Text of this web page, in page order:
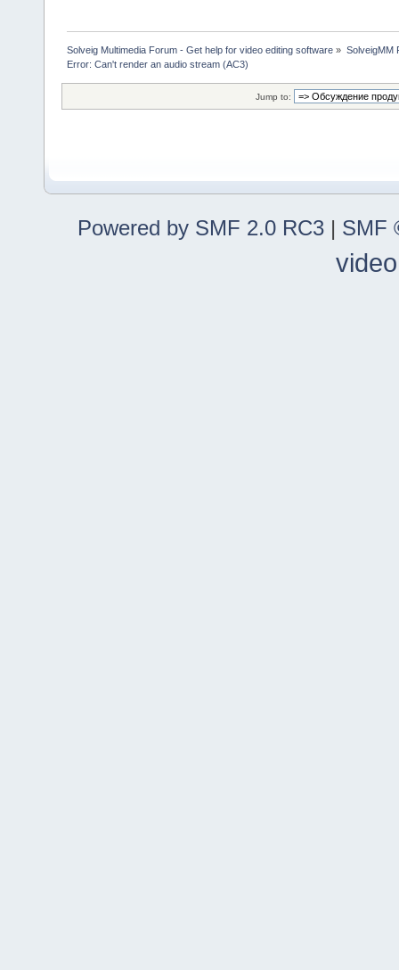
Solveig Multimedia Forum - Get help for video editing software » SolveigMM
Error: Can't render an audio stream (AC3)
Jump to:
Powered by SMF 2.0 RC3 | SMF